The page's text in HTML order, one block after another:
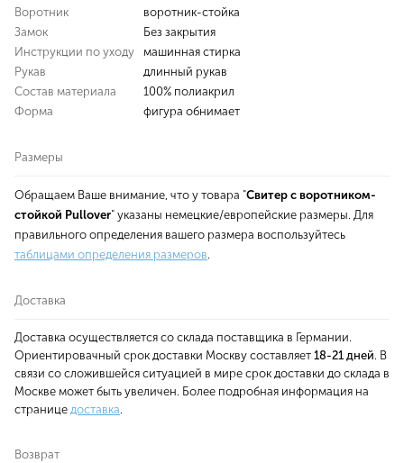
Воротник
воротник-стойка
Замок
Без закрытия
Инструкции по уходу
машинная стирка
Рукав
длинный рукав
Состав материала
100% полиакрил
Форма
фигура обнимает
Размеры
Обращаем Ваше внимание, что у товара "Свитер с воротником-
стойкой Pullover" указаны немецкие/европейские размеры. Для
правильного определения вашего размера воспользуйтесь
таблицами определения размеров
Доставка
Доставка осуществляется со склада поставщика в Германии.
Ориентировачный срок доставки Москву составляет 18-21 дней . В
связи со сложившейся ситуацией в мире срок доставки до склада в
Москве может быть увеличен. Более подробная информация на
странице доставка
Возврат